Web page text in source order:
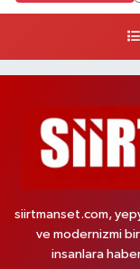
siirtmanset.com,
ve modernizmi
insanlara